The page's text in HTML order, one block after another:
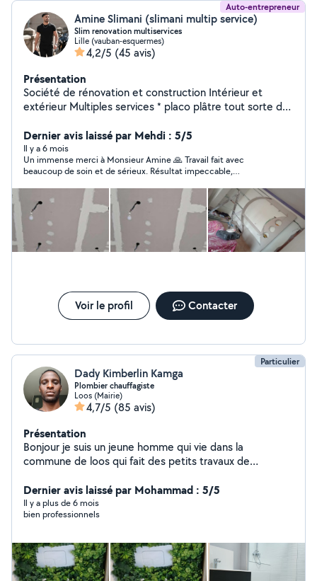
Auto-entrepreneur
Amine Slimani (slimani multip service)
Slim renovation multiservices
Lille (vauban-esquermes)
4,2/5 (45 avis)
Présentation
Société de rénovation et construction Intérieur et
extérieur Multiples services * placo plâtre tout sorte de
électricité et plomberie
Dernier avis laissé par Mehdi : 5/5
Il y a 6 mois
Un immense merci à Monsieur Amine 🙏 Travail fait avec
beaucoup de soin et de sérieux. Résultat impeccable,
respectueuse. Franchement, je suis plus que satisfait. Je
recommande à 100 % !
Voir le profil Contacter
Particulier
Dady Kimberlin Kamga
Plombier chauffagiste
Loos (Mairie)
4,7/5 (85 avis)
Présentation
Bonjour je suis un jeune homme qui vie dans la
commune de loos qui fait des petits travaux de
location de matériels de bâtiment
Dernier avis laissé par Mohammad : 5/5
Il y a plus de 6 mois
bien professionnels